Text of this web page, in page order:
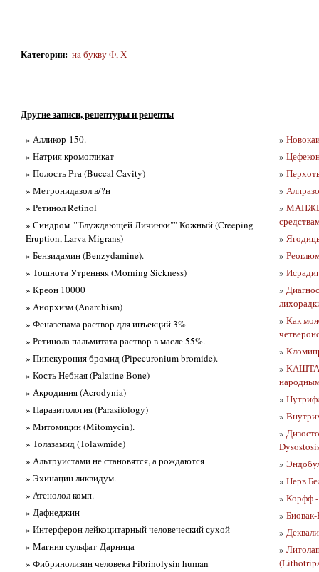
Категории: нa букву Ф, Х
Другие записи, рецептуры и рецепты
» Алликор-150.
» Натрия кромогликат
» Полость Рта (Buccal Cavity)
» Метронидазол в/?н
» Ретинол Retinol
» Синдром ""Блуждающей Личинки"" Кожный (Creeping
Eruption, Larva Migrans)
» Бензидамин (Benzydamine).
» Тошнота Утренняя (Morning Sickness)
» Креон 10000
» Анорхизм (Anarchism)
» Феназепама раствор для инъекций 3%
» Ретинола пальмитата раствор в масле 55%.
» Пипекурония бромид (Pipecuronium bromide).
» Кость Небная (Palatine Bone)
» Акродиния (Acrodynia)
» Паразитология (Parasifology)
» Митомицин (Mitomycin).
» Толазамид (Tolawmide)
» Альтруистами не становятся, а рождаются
» Эхинацин ликвидум.
» Атенолол комп.
» Дафнеджин
» Интерферон лейкоцитарный человеческий сухой
» Магния сульфат-Дарница
» Фибринолизин человека Fibrinolysin human
»
»
»
»
»
»
»
»
»
» Как
»
»
»
»
»
»
» Нерв
» Корфф -
»
»
»